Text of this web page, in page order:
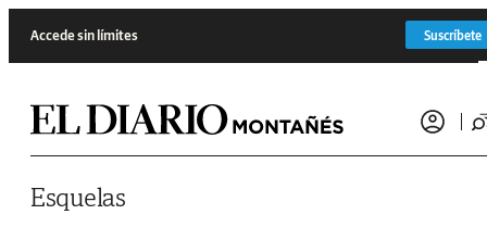
Accede sin límites Suscríbete
Esquelas